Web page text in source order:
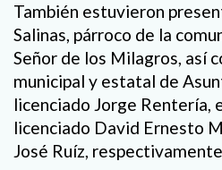
También estuvieron
Salinas, párroco de la
Señor de los Milagros, así
municipal y estatal de
licenciado Jorge Rentería,
licenciado David Ernesto
José Ruíz,